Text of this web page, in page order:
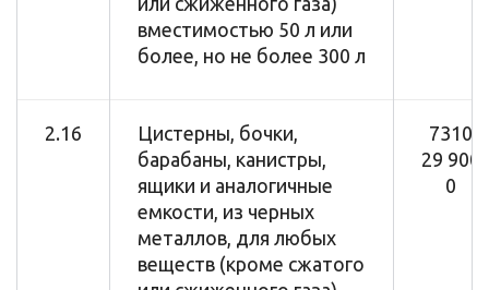
вместимостью 50 л или
более, но не более 300 л
2.16
Цистерны, бочки,
барабаны, канистры,
ящики и аналогичные
емкости, из черных
металлов, для любых
веществ (кроме сжатого
7310
29 900
0